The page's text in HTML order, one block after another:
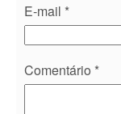
E-mail *
Comentário *